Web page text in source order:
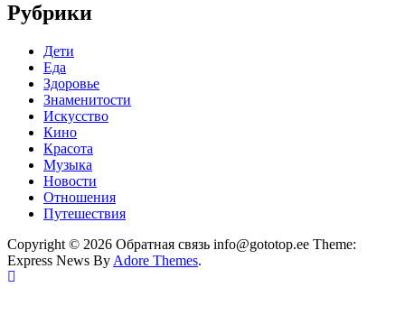
Рубрики
Дети
Еда
Здоровье
Знаменитости
Искусство
Кино
Красота
Музыка
Новости
Отношения
Путешествия
Copyright © 2026 Обратная связь info@gototop.ee Theme:
Express News By Adore Themes.